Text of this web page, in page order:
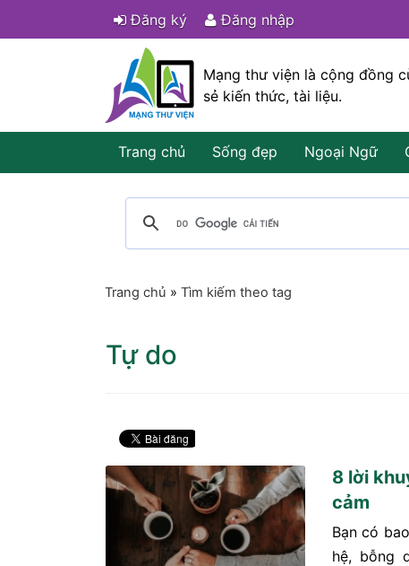
Đăng ký Đăng nhập
Mạng thư viện là cộng đồng
sẻ kiến thức, tài liệu.
Trang chủ Sống đẹp Ngoại Ngữ
Trang chủ » Tìm kiếm theo tag
Tự do
8 lời
cảm
Bạn có
hệ, bỗng